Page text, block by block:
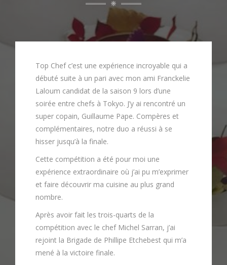
Top Chef c’est une expérience incroyable qui a
débuté suite à un pari avec mon ami Franckelie
Laloum candidat de la saison 9 lors d’une
soirée entre chefs à Tokyo. J’y ai rencontré un
super copain, Guillaume Pape. Compères et
complémentaires, notre duo a réussi à se
hisser jusqu’à la finale.
Cette compétition a été pour moi une
expérience extraordinaire où j’ai pu m’exprimer
et faire découvrir ma cuisine au plus grand
nombre.
Après avoir fait les trois-quarts de la
compétition avec le chef Michel Sarran, j’ai
rejoint la Brigade de Phillipe Etchebest qui m’a
mené à la victoire finale.